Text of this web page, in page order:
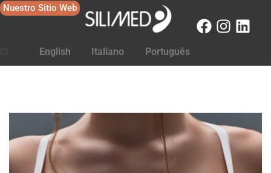
Nuestro Sitio Web
English Italiano Português